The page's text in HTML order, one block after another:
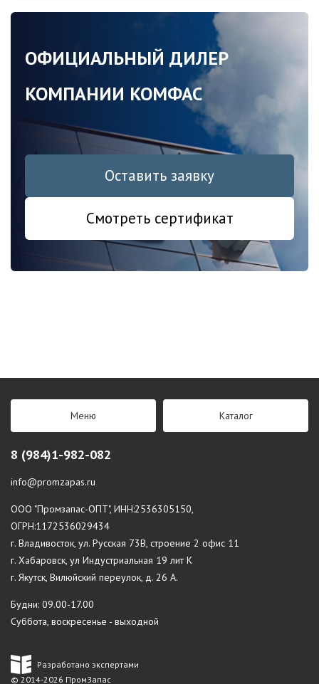
ОФИЦИАЛЬНЫЙ ДИЛЕР
КОМПАНИИ КОМФАС
Оставить заявку
Смотреть сертификат
Меню Каталог
8 (984)1-982-082
info@promzapas.ru
ООО "Промзапас-ОПТ", ИНН:2536305150,
ОГРН:1172536029434
г. Владивосток, ул. Русская 73В, строение 2 офис 11
г. Хабаровск, ул Индустриальная 19 лит К
г. Якутск, Вилюйский переулок, д. 26 А.
Будни: 09.00-17.00
Суббота, воскресенье - выходной
Разработано экспертами
© 2014-2026 ПромЗапас